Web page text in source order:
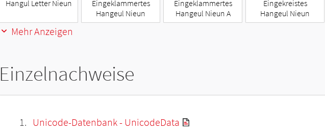
Hangul Letter Nieun
Eingeklammertes
Hangeul Nieun
Eingeklammertes
Hangeul Nieun A
Eingekreistes
Hangeul Nieun
Mehr Anzeigen
Einzelnachweise
Unicode-Datenbank - UnicodeData